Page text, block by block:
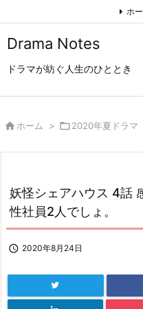
Drama Notes
ドラマが紡ぐ人生のひととき
ホ
 ホーム > 2020年夏ドラマ
妖怪シェアハウス 4話
性社員2人でしょ。
 2020年8月24日